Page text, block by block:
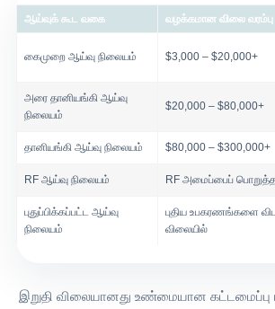
ஆய்வுக் கூட வகை வழக்கமான விலை வரம்பு
கைமுறை ஆய்வு நிலையம் $3,000 – $20,000+
அரை தானியங்கி ஆய்வு
நிலையம்
$20,000 – $80,000+
தானியங்கி ஆய்வு நிலையம் $80,000 – $300,000+
RF ஆய்வு நிலையம் RF அமைப்பைப்
புதுப்பிக்கப்பட்ட ஆய்வு
நிலையம்
புதிய உபகரணங்களை
விலையில்
இறுதி விலையானது உண்மையான கட்டமைப்பு